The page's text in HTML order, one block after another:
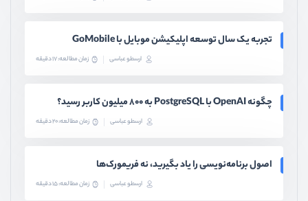
تجربه یک سال توسعه اپلیکیشن موبایل با GoMobile
ارسطو عباسی زمان مطالعه: 17 دقیقه
چگونه OpenAI با PostgreSQL به ۸۰۰ میلیون کاربر رسید؟
ارسطو عباسی زمان مطالعه: 20 دقیقه
اصول برنامه‌نویسی را یاد بگیرید، نه فریمورک‌ها
ارسطو عباسی زمان مطالعه: 15 دقیقه